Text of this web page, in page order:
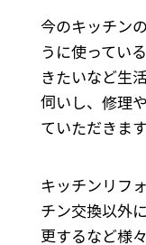
今のキッチン
うに使ってい
きたいなど生
伺いし、修理
ていただきます
キッチンリフ
チン交換以外
更するなど様